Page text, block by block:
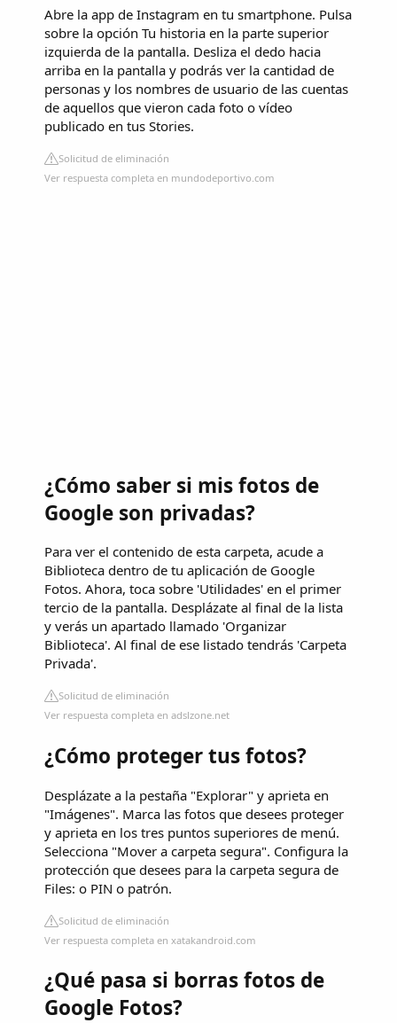
Abre la app de Instagram en tu smartphone. Pulsa
sobre la opción Tu historia en la parte superior
izquierda de la pantalla. Desliza el dedo hacia
arriba en la pantalla y podrás ver la cantidad de
personas y los nombres de usuario de las cuentas
de aquellos que vieron cada foto o vídeo
publicado en tus Stories.
Solicitud de eliminación
Ver respuesta completa en mundodeportivo.com
¿Cómo saber si mis fotos de
Google son privadas?
Para ver el contenido de esta carpeta, acude a
Biblioteca dentro de tu aplicación de Google
Fotos. Ahora, toca sobre 'Utilidades' en el primer
tercio de la pantalla. Desplázate al final de la lista
y verás un apartado llamado 'Organizar
Biblioteca'. Al final de ese listado tendrás 'Carpeta
Privada'.
Solicitud de eliminación
Ver respuesta completa en adslzone.net
¿Cómo proteger tus fotos?
Desplázate a la pestaña "Explorar" y aprieta en
"Imágenes". Marca las fotos que desees proteger
y aprieta en los tres puntos superiores de menú.
Selecciona "Mover a carpeta segura". Configura la
protección que desees para la carpeta segura de
Files: o PIN o patrón.
Solicitud de eliminación
Ver respuesta completa en xatakandroid.com
¿Qué pasa si borras fotos de
Google Fotos?